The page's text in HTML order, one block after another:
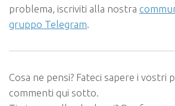
problema, iscriviti alla nostra
gruppo Telegram.
Cosa ne pensi? Fateci sapere i vostri
commenti qui sotto.